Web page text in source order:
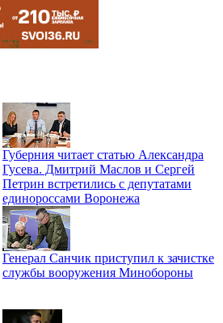
Губерния читает статью Александра
Гусева. Дмитрий Маслов и Сергей
Петрин встретились с депутатами
единороссами Воронежа
Генерал Санчик приступил к зачистке
службы вооружения Минобороны